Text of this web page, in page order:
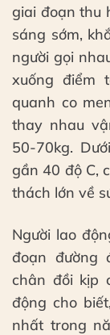
giai đoạn thu
sáng sớm,
người gọi
xuống điểm
quanh co
thay nhau
50-70kg.
gần 40 độ C,
thách lớn về
Người lao
đoạn đường
chân đồi kịp
động cho
nhất trong